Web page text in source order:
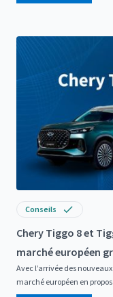
Conseils
Chery Tiggo 8 et
marché européen
aux motorisations
Avec l’arrivée des
marché européen en